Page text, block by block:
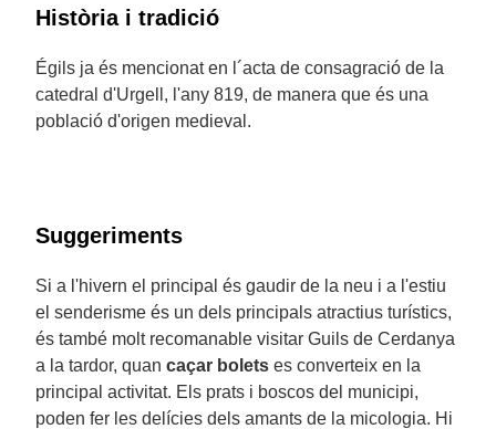
Història i tradició
Égils ja és mencionat en l´acta de consagració de la
catedral d'Urgell, l'any 819, de manera que és una
població d'origen medieval.
Suggeriments
Si a l'hivern el principal és gaudir de la neu i a l'estiu
el senderisme és un dels principals atractius turístics,
és també molt recomanable visitar Guils de Cerdanya
a la tardor, quan caçar bolets es converteix en la
principal activitat. Els prats i boscos del municipi,
poden fer les delícies dels amants de la micologia. Hi